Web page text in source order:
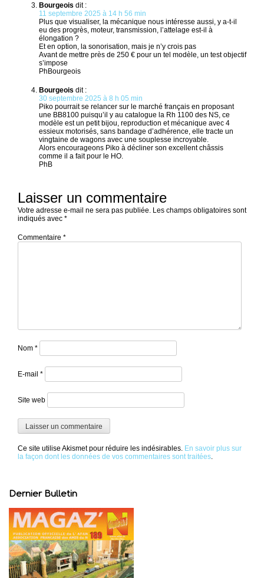
Bourgeois dit :
11 septembre 2025 à 14 h 56 min
Plus que visualiser, la mécanique nous intéresse aussi, y a-t-il
eu des progrès, moteur, transmission, l’attelage est-il à
élongation ?
Et en option, la sonorisation, mais je n’y crois pas
Avant de mettre près de 250 € pour un tel modèle, un test objectif
s’impose
PhBourgeois
Bourgeois dit :
30 septembre 2025 à 8 h 05 min
Piko pourrait se relancer sur le marché français en proposant
une BB8100 puisqu’il y au catalogue la Rh 1100 des NS, ce
modèle est un petit bijou, reproduction et mécanique avec 4
essieux motorisés, sans bandage d’adhérence, elle tracte un
vingtaine de wagons avec une souplesse incroyable.
Alors encourageons Piko à décliner son excellent châssis
comme il a fait pour le HO.
PhB
Laisser un commentaire
Votre adresse e-mail ne sera pas publiée. Les champs obligatoires sont
indiqués avec *
Commentaire *
Nom *
E-mail *
Site web
Ce site utilise Akismet pour réduire les indésirables. En savoir plus sur
la façon dont les données de vos commentaires sont traitées.
Dernier Bulletin